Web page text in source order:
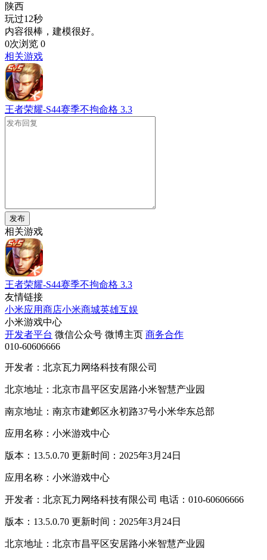
陕西
玩过12秒
内容很棒，建模很好。
0次浏览 0
相关游戏
王者荣耀-S44赛季不拘命格 3.3
发布
相关游戏
王者荣耀-S44赛季不拘命格 3.3
友情链接
小米应用商店小米商城英雄互娱
小米游戏中心
开发者平台 微信公众号 微博主页 商务合作
010-60606666
开发者：北京瓦力网络科技有限公司
北京地址：北京市昌平区安居路小米智慧产业园
南京地址：南京市建邺区永初路37号小米华东总部
应用名称：小米游戏中心
版本：13.5.0.70 更新时间：2025年3月24日
应用名称：小米游戏中心
开发者：北京瓦力网络科技有限公司 电话：010-60606666
版本：13.5.0.70 更新时间：2025年3月24日
北京地址：北京市昌平区安居路小米智慧产业园